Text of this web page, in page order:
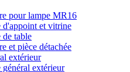
pour lampe MR16
d'appoint et vitrine
de table
et pièce détachée
extérieur
général extérieur